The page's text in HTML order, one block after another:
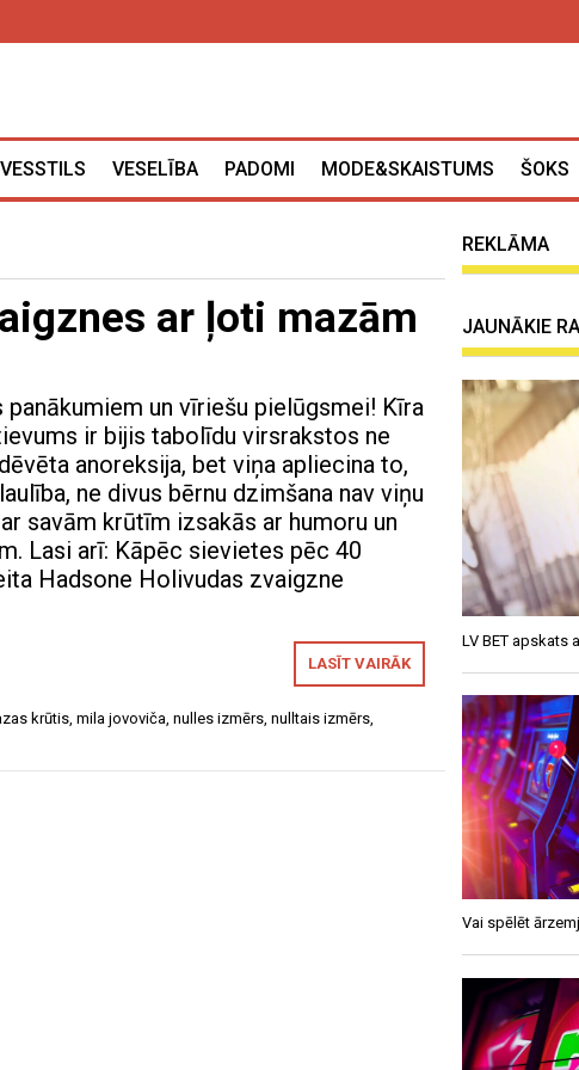
VESELĪBA PADOMI MODE&SKAISTUMS ŠOKS
ar ļoti mazām
un vīriešu pielūgsmei! Kīra
ir bijis tabolīdu virsrakstos ne
anoreksija, bet viņa apliecina to,
ne divus bērnu dzimšana nav viņu
savām krūtīm izsakās ar humoru un
Lasi arī: Kāpēc sievietes pēc 40
Hadsone Holivudas zvaigzne
LASĪT VAIRĀK
krūtis, mila jovoviča, nulles izmērs, nulltais izmērs,
REKLĀMA
JAUNĀKIE
LV BET apskats
Vai spēlēt